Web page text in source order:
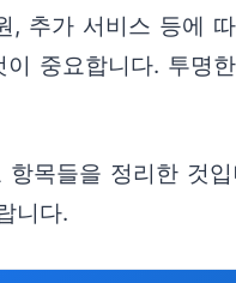
추가 서비스 등에
중요합니다. 투
목들을 정리한 것
니다.